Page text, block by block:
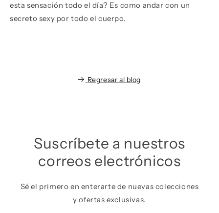
esta sensación todo el día? Es como andar con un
secreto sexy por todo el cuerpo.
Regresar al blog
Suscríbete a nuestros
correos electrónicos
Sé el primero en enterarte de nuevas colecciones
y ofertas exclusivas.